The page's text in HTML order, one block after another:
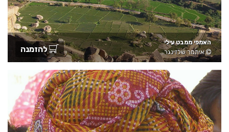
האמפי ממבט עילי
איתמר שלזינגר
להזמנה